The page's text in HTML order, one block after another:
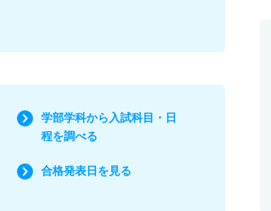
学部学科から入試科目・日
程を調べる
合格発表日を見る